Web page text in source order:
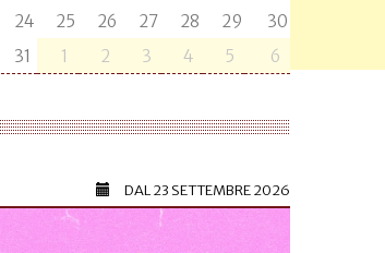
24
25 26 27 28 29
30
31
1 2 3 4 5 6
DAL23 SETTEMBRE 2026